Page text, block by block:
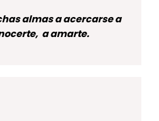
almas a acercarse a
a amarte.